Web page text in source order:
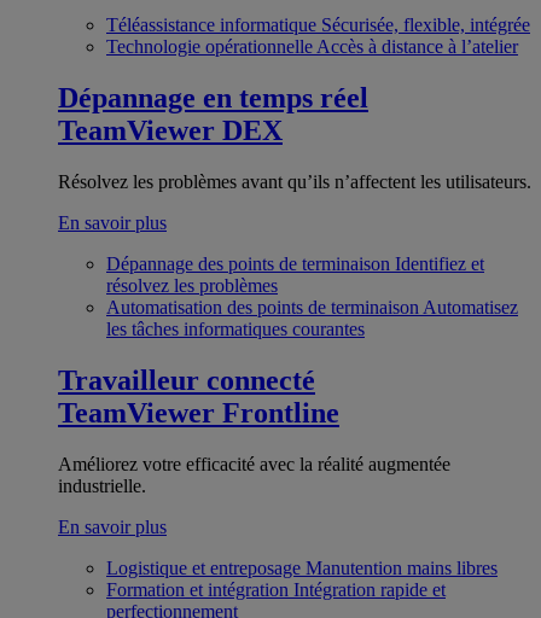
Téléassistance informatique Sécurisée, flexible, intégrée
Technologie opérationnelle Accès à distance à l’atelier
Dépannage en temps réel
TeamViewer DEX
Résolvez les problèmes avant qu’ils n’affectent les utilisateurs.
En savoir plus
Dépannage des points de terminaison Identifiez et
résolvez les problèmes
Automatisation des points de terminaison Automatisez
les tâches informatiques courantes
Travailleur connecté
TeamViewer Frontline
Améliorez votre efficacité avec la réalité augmentée
industrielle.
En savoir plus
Logistique et entreposage Manutention mains libres
Formation et intégration Intégration rapide et
perfectionnement